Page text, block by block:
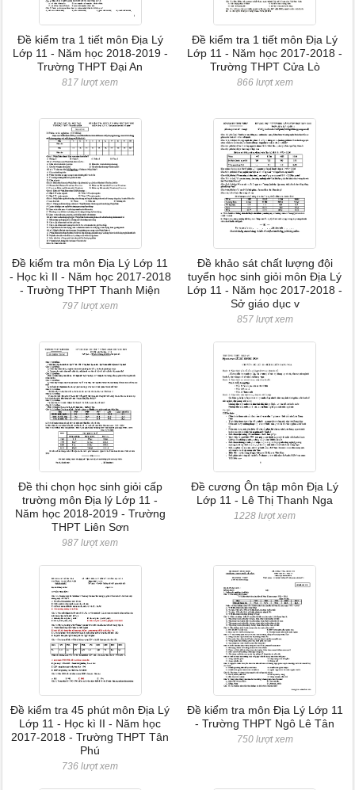
Đề kiểm tra 1 tiết môn Địa Lý
Lớp 11 - Năm học 2018-2019 -
Trường THPT Đại An
817 lượt xem
Đề kiểm tra 1 tiết môn Địa Lý
Lớp 11 - Năm học 2017-2018 -
Trường THPT Cửa Lò
866 lượt xem
Đề kiểm tra môn Địa Lý Lớp 11
- Học kì II - Năm học 2017-2018
- Trường THPT Thanh Miện
797 lượt xem
Đề khảo sát chất lượng đội
tuyển học sinh giỏi môn Địa Lý
Lớp 11 - Năm học 2017-2018 -
Sở giáo dục v
857 lượt xem
Đề thi chọn học sinh giỏi cấp
trường môn Địa lý Lớp 11 -
Năm học 2018-2019 - Trường
THPT Liên Sơn
987 lượt xem
Đề cương Ôn tập môn Địa Lý
Lớp 11 - Lê Thị Thanh Nga
1228 lượt xem
Đề kiểm tra 45 phút môn Địa Lý
Lớp 11 - Học kì II - Năm học
2017-2018 - Trường THPT Tân
Phú
736 lượt xem
Đề kiểm tra môn Địa Lý Lớp 11
- Trường THPT Ngô Lê Tân
750 lượt xem